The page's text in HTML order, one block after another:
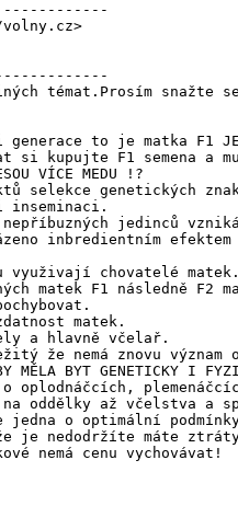
------------
témat.Prosím snažte
to je matka F1 JE
si kupujte F1 semena a
VÍCE MEDU !?
selekce genetických
inseminaci.
jedinců vzniká
inbredientním
využivají chovatelé
matek F1 následně F2
matek.
a hlavně včelař.
že nemá znovu význam
MĚLA BYT GENETICKY I
oplodnáčcích,
oddělky až včelstva a
jedna o optimální
je nedodržíte máte
nemá cenu vychovávat!